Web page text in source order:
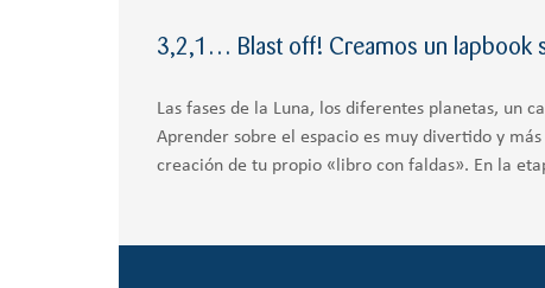
3,2,1… Blast off! Creamos un lapbook
Las fases de la Luna, los diferentes planetas, un
Aprender sobre el espacio es muy divertido y
creación de tu propio «libro con faldas». En la